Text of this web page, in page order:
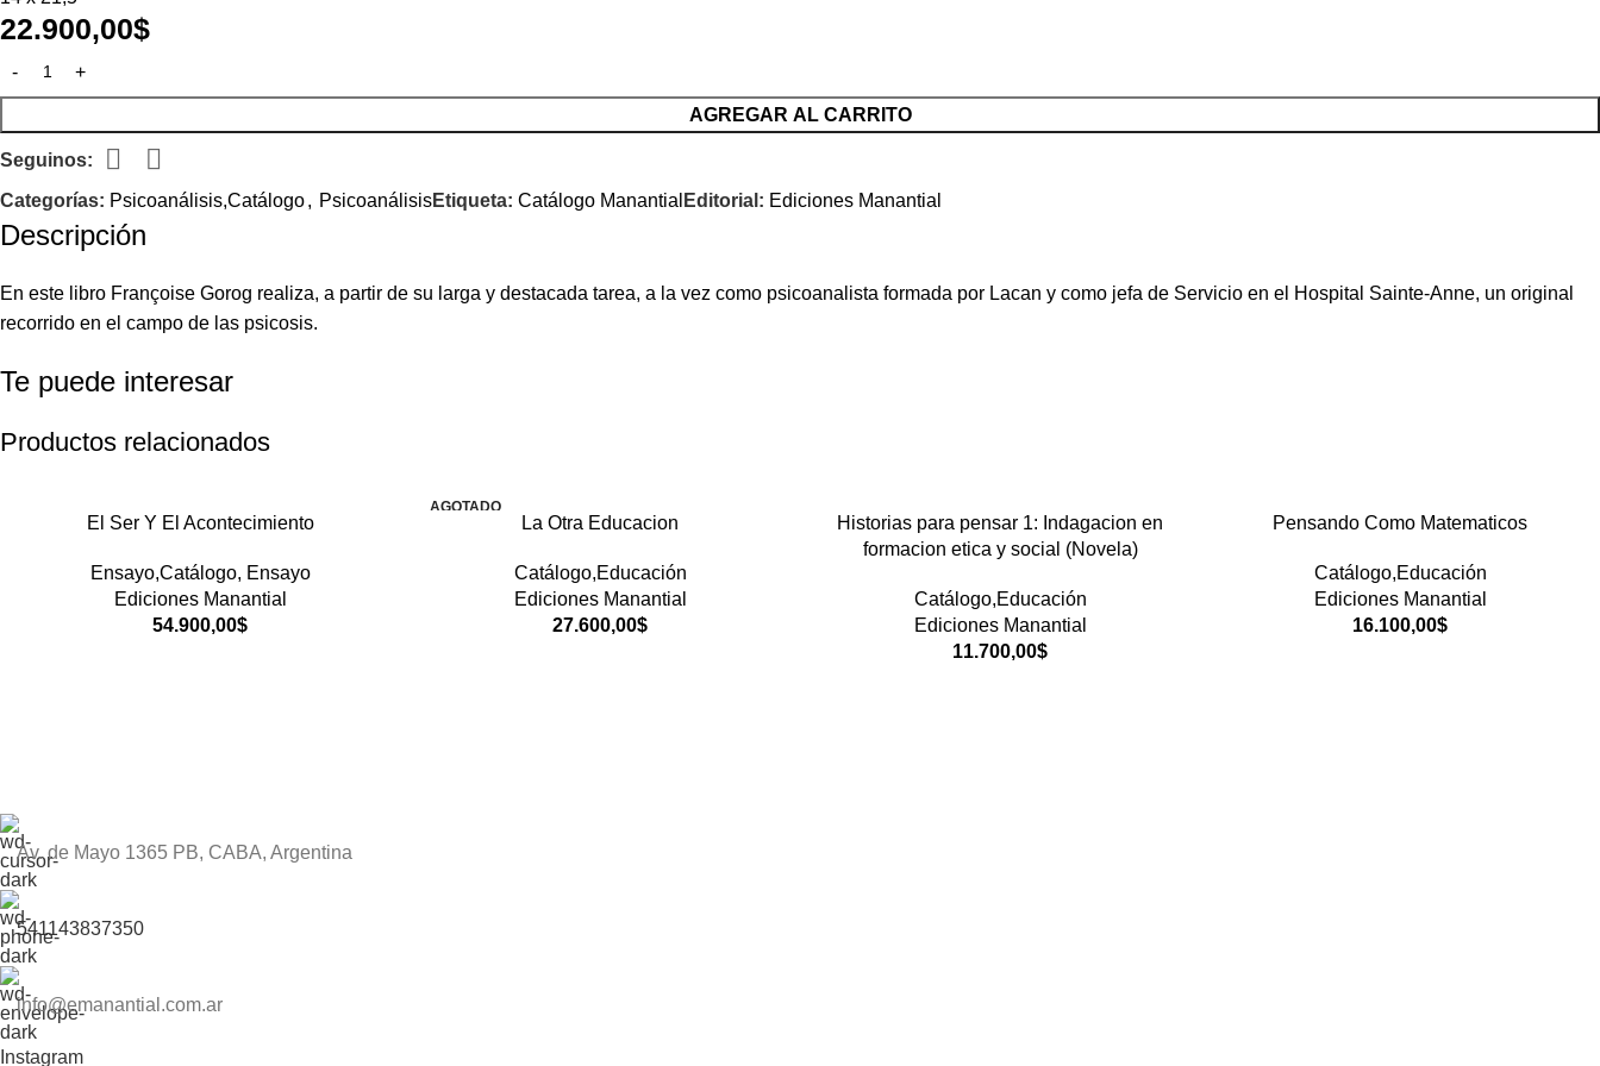
22.900,00$
AGREGAR AL CARRITO
Seguinos:
Categorías: Psicoanálisis,Catálogo, PsicoanálisisEtiqueta: Catálogo Manantial Editorial: Ediciones Manantial
Descripción
En este libro Françoise Gorog realiza, a partir de su larga y destacada tarea, a la vez como psicoanalista formada por Lacan y como jefa de Servicio en el Hospital Sainte-Anne, un original
recorrido en el campo de las psicosis.
Te puede interesar
Productos relacionados
El Ser Y El Acontecimiento
Ensayo,Catálogo, Ensayo
Ediciones Manantial
54.900,00$
AGOTADO
La Otra Educacion
Catálogo,Educación
Ediciones Manantial
27.600,00$
Historias para pensar 1: Indagacion en
formacion etica y social (Novela)
Catálogo,Educación
Ediciones Manantial
11.700,00$
Pensando Como Matematicos
Catálogo,Educación
Ediciones Manantial
16.100,00$
Av. de Mayo 1365 PB, CABA, Argentina
541143837350
info@emanantial.com.ar
Instagram